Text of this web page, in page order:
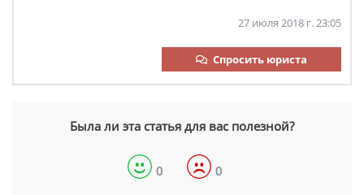
27 июля 2018 г. 23:05
Спросить юриста
Была ли эта статья для вас полезной?
0 0